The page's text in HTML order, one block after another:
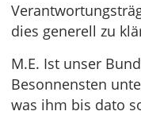
dies generell zu
M.E. Ist unser
Besonnensten
was ihm bis dato